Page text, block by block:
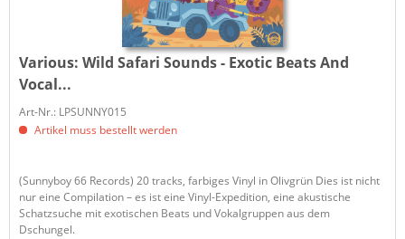
Various:Wild Safari Sounds - Exotic Beats And
Vocal...
Art-Nr.: LPSUNNY015
Artikel muss bestellt werden
(Sunnyboy 66 Records) 20 tracks, farbiges Vinyl in Olivgrün Dies ist nicht
nur eine Compilation – es ist eine Vinyl-Expedition, eine akustische
Schatzsuche mit exotischen Beats und Vokalgruppen aus dem
Dschungel.